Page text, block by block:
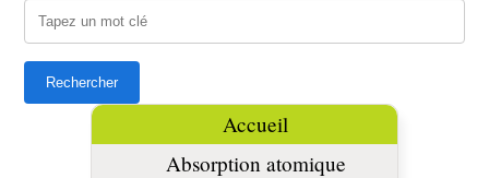
Accueil
Absorption atomique